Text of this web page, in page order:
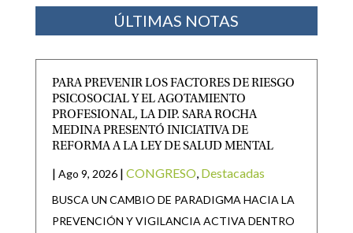
ÚLTIMAS NOTAS
PARA PREVENIR LOS FACTORES DE RIESGO
PSICOSOCIAL Y EL AGOTAMIENTO
PROFESIONAL, LA DIP. SARA ROCHA
MEDINA PRESENTÓ INICIATIVA DE
REFORMA A LA LEY DE SALUD MENTAL
| Ago 9, 2026 | CONGRESO, Destacadas
BUSCA UN CAMBIO DE PARADIGMA HACIA LA
PREVENCIÓN Y VIGILANCIA ACTIVA DENTRO